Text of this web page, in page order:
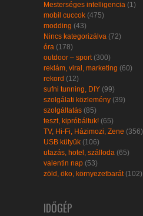
Mesterséges intelligencia (1)
mobil cuccok (475)
modding (43)
Nincs kategorizálva (72)
óra (178)
outdoor – sport(300)
reklám, viral, marketing (60)
rekord (12)
sufni tunning, DIY (99)
szolgálati közlemény (39)
szolgáltatás (85)
teszt, kipróbáltuk! (65)
TV, Hi-Fi, Házimozi, Zene (356)
USB kütyük (106)
utazás, hotel, szálloda (65)
valentin nap (53)
zöld, öko, környezetbarát(102)
IDŐGÉP